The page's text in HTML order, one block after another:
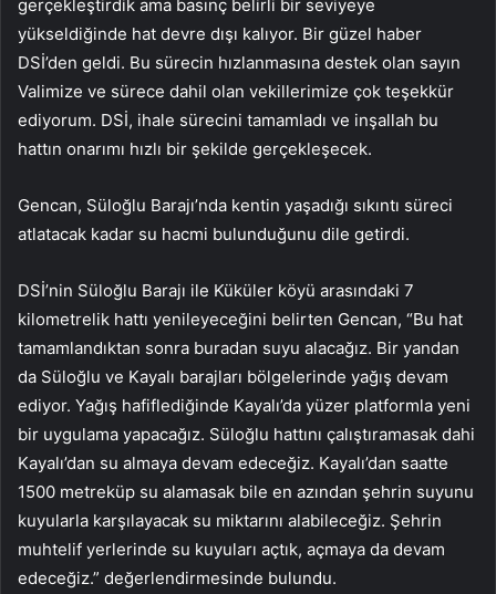
gerçekleştirdik ama basınç belirli bir seviyeye
yükseldiğinde hat devre dışı kalıyor. Bir güzel haber
DSİ’den geldi. Bu sürecin hızlanmasına destek olan sayın
Valimize ve sürece dahil olan vekillerimize çok teşekkür
ediyorum. DSİ, ihale sürecini tamamladı ve inşallah bu
hattın onarımı hızlı bir şekilde gerçekleşecek.
Gencan, Süloğlu Barajı’nda kentin yaşadığı sıkıntı süreci
atlatacak kadar su hacmi bulunduğunu dile getirdi.
DSİ’nin Süloğlu Barajı ile Küküler köyü arasındaki 7
kilometrelik hattı yenileyeceğini belirten Gencan, “Bu hat
tamamlandıktan sonra buradan suyu alacağız. Bir yandan
da Süloğlu ve Kayalı barajları bölgelerinde yağış devam
ediyor. Yağış hafiflediğinde Kayalı’da yüzer platformla yeni
bir uygulama yapacağız. Süloğlu hattını çalıştıramasak dahi
Kayalı’dan su almaya devam edeceğiz. Kayalı’dan saatte
1500 metreküp su alamasak bile en azından şehrin suyunu
kuyularla karşılayacak su miktarını alabileceğiz. Şehrin
muhtelif yerlerinde su kuyuları açtık, açmaya da devam
edeceğiz.” değerlendirmesinde bulundu.